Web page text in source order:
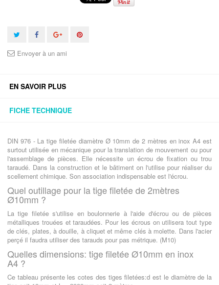
Envoyer à un ami
EN SAVOIR PLUS
FICHE TECHNIQUE
DIN 976 - La tige filetée diamètre Ø 10mm de 2 mètres en inox A4 est
surtout utilisée en mécanique pour la translation de mouvement ou pour
l'assemblage de pièces. Elle nécessite un écrou de fixation ou trou
taraudé. Dans la construction et le bâtiment on l'utilise pour réaliser du
scellement chimique. Son association indispensable est l'écrou.
Quel outillage pour la tige filetée de 2mètres
Ø10mm ?
La tige filetée s'utilise en boulonnerie à l'aide d'écrou ou de pièces
métalliques trouées et taraudées. Pour les écrous on utilisera tout type
de clés, plates, à douille, à cliquet et même clés à molette. Dans l'acier
perçé il faudra utiliser des tarauds pour pas métrique. (M10)
Quelles dimensions: tige filetée Ø10mm en inox
A4 ?
Ce tableau présente les cotes des tiges filetées:d est le diamètre de la